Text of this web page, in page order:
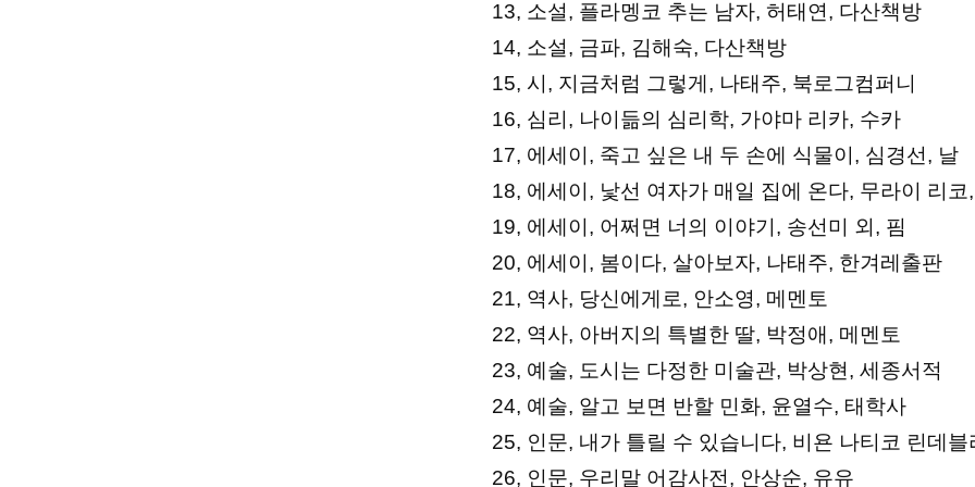
13, 소설, 플라멩코 추는 남자, 허태연, 다산책방
14, 소설, 금파, 김해숙, 다산책방
15, 시, 지금처럼 그렇게, 나태주, 북로그컴퍼니
16, 심리, 나이듦의 심리학, 가야마 리카, 수카
17, 에세이, 죽고 싶은 내 두 손에 식물이, 심경선, 날
18, 에세이, 낯선 여자가 매일 집에 온다, 무라이 리코
19, 에세이, 어쩌면 너의 이야기, 송선미 외, 핌
20, 에세이, 봄이다, 살아보자, 나태주, 한겨레출판
21, 역사, 당신에게로, 안소영, 메멘토
22, 역사, 아버지의 특별한 딸, 박정애, 메멘토
23, 예술, 도시는 다정한 미술관, 박상현, 세종서적
24, 예술, 알고 보면 반할 민화, 윤열수, 태학사
25, 인문, 내가 틀릴 수 있습니다, 비욘 나티코 린데
26, 인문, 우리말 어감사전, 안상순, 유유